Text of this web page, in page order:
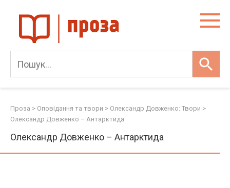
content
Проза > Оповідання та твори > Олександр Довженко: Твори >
Олександр Довженко – Антарктида
Олександр Довженко – Антарктида